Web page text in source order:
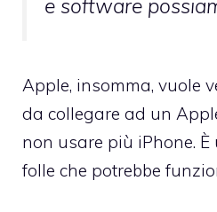
e software
Apple, insomma, vuole
da collegare ad un
non usare più iPhone. È
folle che potrebbe